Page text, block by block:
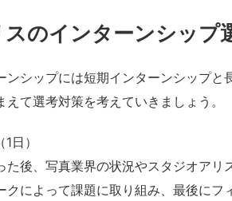
スのインターンシッ
ンシップには短期インターンシップ
て選考対策を考えていきましょう。
日）
た後、写真業界の状況やスタジオアリ
クによって課題に取り組み、最後にフ